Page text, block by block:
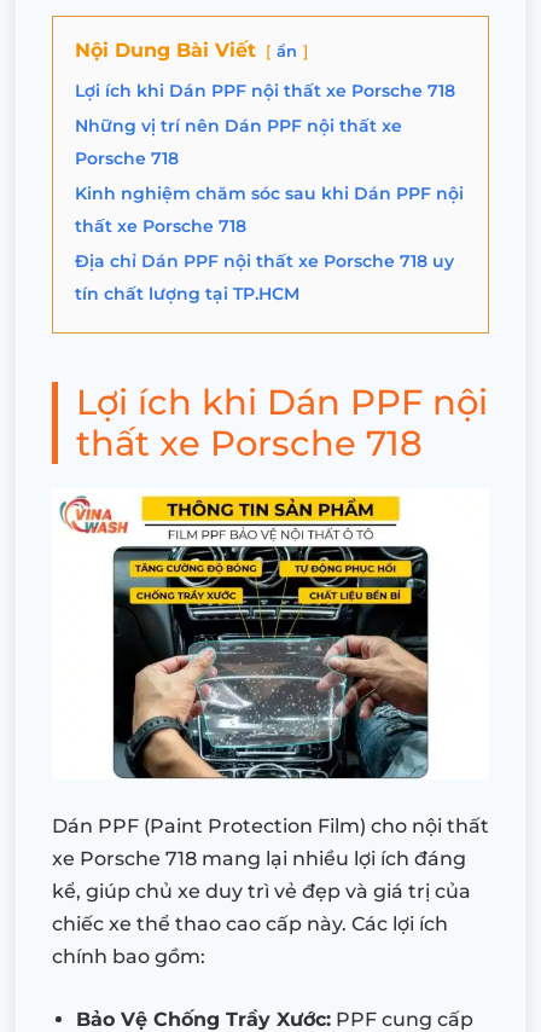
Nội Dung Bài Viết ẩn
Lợi ích khi Dán PPF nội thất xe Porsche 718
Những vị trí nên Dán PPF nội thất xe
Porsche 718
Kinh nghiệm chăm sóc sau khi Dán PPF nội
thất xe Porsche 718
Địa chỉ Dán PPF nội thất xe Porsche 718 uy
tín chất lượng tại TP.HCM
Lợi ích khi Dán PPF nội
thất xe Porsche 718
Dán PPF (Paint Protection Film) cho nội thất
xe Porsche 718 mang lại nhiều lợi ích đáng
kể, giúp chủ xe duy trì vẻ đẹp và giá trị của
chiếc xe thể thao cao cấp này. Các lợi ích
chính bao gồm:
Bảo Vệ Chống Trầy Xước: PPF cung cấp